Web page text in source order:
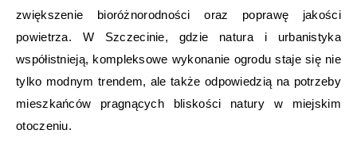
zwiększenie bioróżnorodności oraz poprawę jakości
powietrza. W Szczecinie, gdzie natura i urbanistyka
współistnieją, kompleksowe wykonanie ogrodu staje się nie
tylko modnym trendem, ale także odpowiedzią na potrzeby
mieszkańców pragnących bliskości natury w miejskim
otoczeniu.